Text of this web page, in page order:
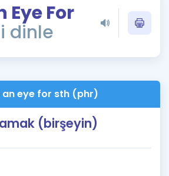
Eye For
dinle
an eye for sth (phr)
(birşeyin)